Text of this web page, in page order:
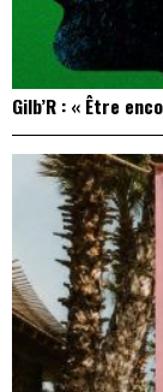
Gilb’R : « Être